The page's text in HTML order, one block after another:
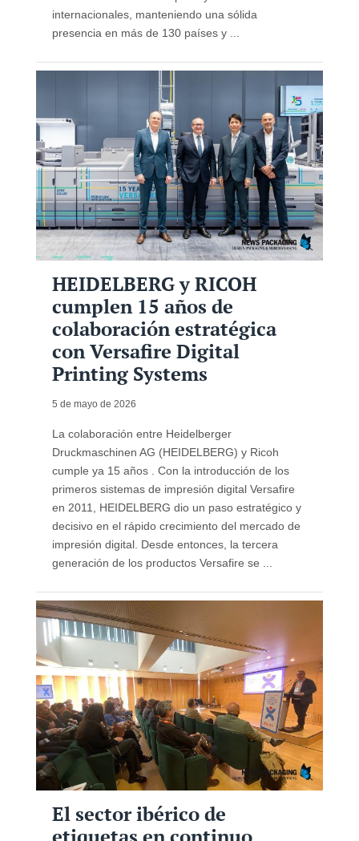
internacionales, manteniendo una sólida
presencia en más de 130 países y ...
HEIDELBERG y RICOH
cumplen 15 años de
colaboración estratégica
con Versafire Digital
Printing Systems
5 de mayo de 2026
La colaboración entre Heidelberger
Druckmaschinen AG (HEIDELBERG) y Ricoh
cumple ya 15 años . Con la introducción de los
primeros sistemas de impresión digital Versafire
en 2011, HEIDELBERG dio un paso estratégico y
decisivo en el rápido crecimiento del mercado de
impresión digital. Desde entonces, la tercera
generación de los productos Versafire se ...
El sector ibérico de